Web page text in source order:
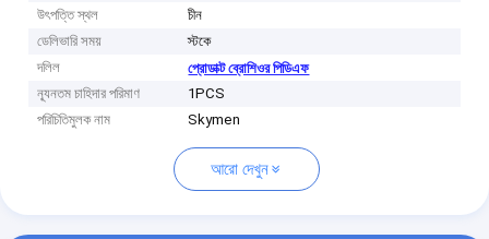
উৎপত্তি স্থল
চীন
ডেলিভারি সময়
স্টকে
দলিল
প্রোডাক্ট ব্রোশিওর পিডিএফ
ন্যূনতম চাহিদার পরিমাণ
1PCS
পরিচিতিমুলক নাম
Skymen
আরো দেখুন